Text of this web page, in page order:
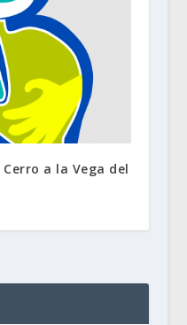
a la Vega del